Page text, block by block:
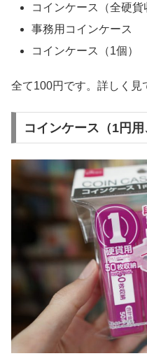
コインケース（全硬貨
事務用コインケース
コインケース（1個）
全て100円です。詳しく見
コインケース（1円用